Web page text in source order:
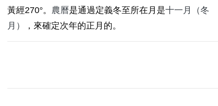
黃經270°。 農曆是通過定義冬至所在月是十一月（冬
月）
，來確定次年的正月的。